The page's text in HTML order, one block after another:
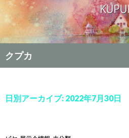
クプカ
索
ン
日別アーカイブ: 2022年7月30日